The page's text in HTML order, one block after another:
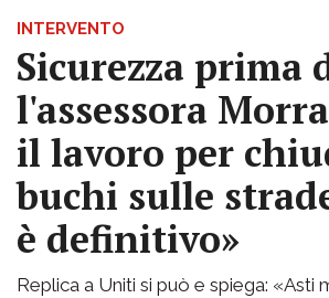
INTERVENTO
Sicurezza prima
l'assessora
il lavoro per
buchi sulle
è definitivo»
Replica a Uniti si può e spiega: «Asti